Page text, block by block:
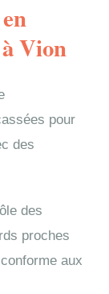
Vion
pour
des
des
proches
aux